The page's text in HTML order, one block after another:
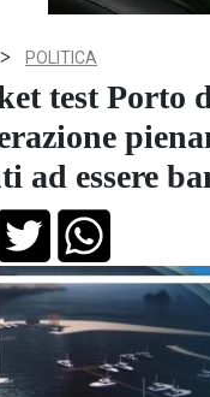
POLITICA
test Porto
ad essere